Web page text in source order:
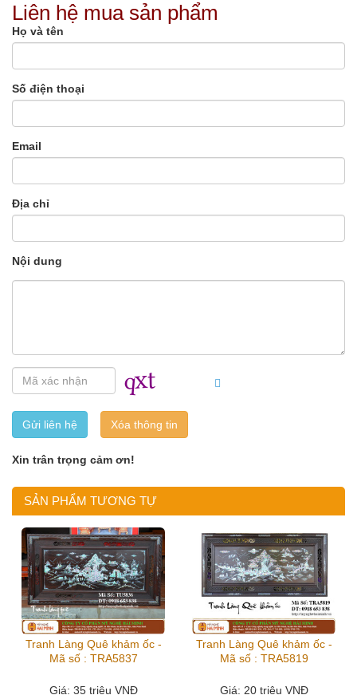
Liên hệ mua sản phẩm
Họ và tên
Số điện thoại
Email
Địa chỉ
Nội dung
Gửi liên hệ
Xin trân trọng cảm ơn!
SẢN PHẨM TƯƠNG TỰ
Tranh Làng Quê khảm ốc -
Mã số : TRA5837
Giá: 35 triệu VNĐ
Tranh Làng Quê khảm ốc -
Mã số : TRA5819
Giá: 20 triệu VNĐ